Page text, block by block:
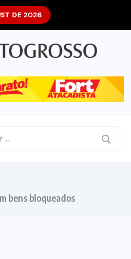
DE 2026
bens bloqueados